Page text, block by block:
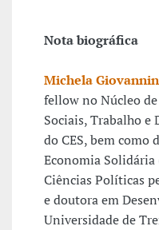
Nota biográfica
Michela
fellow no Núcleo
Sociais, Trabalho e
do CES, bem como
Economia Solidária
Ciências Políticas
e doutora em
Universidade de